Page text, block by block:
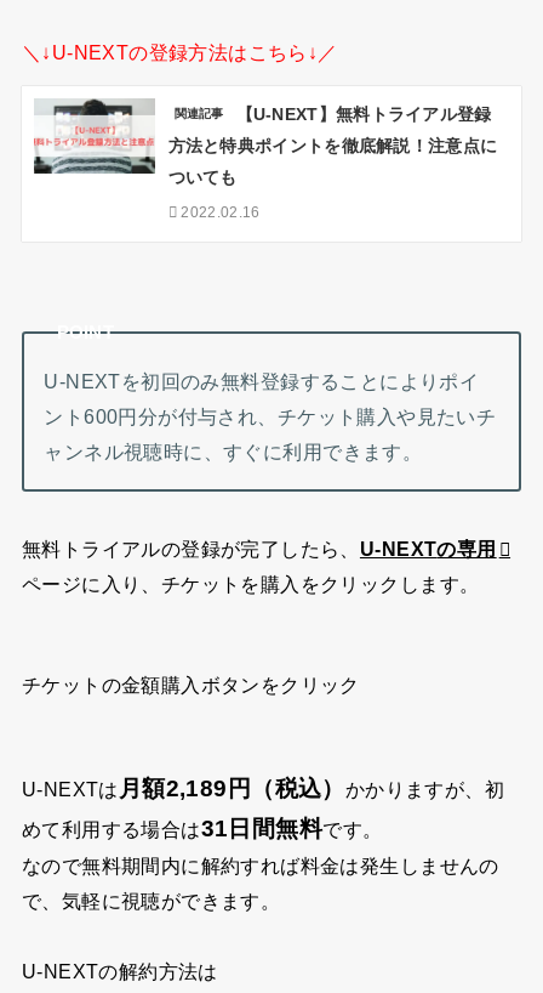
＼↓U-NEXTの登録方法はこちら↓／
関連記事
【U-NEXT】無料トライアル登録
方法と特典ポイントを徹底解説！注意点に
ついても
2022.02.16
POINT
U-NEXTを初回のみ無料登録することによりポイ
ント600円分が付与され、チケット購入や見たいチ
ャンネル視聴時に、すぐに利用できます。
無料トライアルの登録が完了したら、 U-NEXTの専用
ページに入り、チケットを購入をクリックします。
チケットの金額購入ボタンをクリック
U-NEXTは 月額2,189円（税込） かかりますが、初
めて利用する場合は31日間無料です。
なので無料期間内に解約すれば料金は発生しませんの
で、気軽に視聴ができます。
U-NEXTの解約方法は